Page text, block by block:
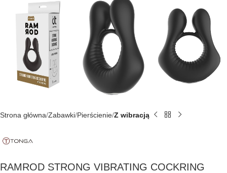
Strona główna Zabawki Pierścienie Z wibracją
RAMROD STRONG VIBRATING COCKRING